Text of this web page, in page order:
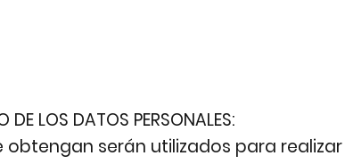
DE LOS DATOS PERSONALES:
obtengan serán utilizados para